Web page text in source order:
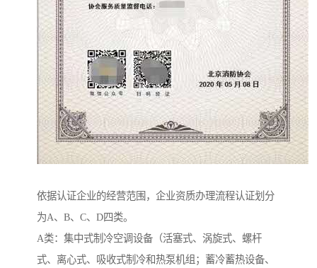
依据认证企业的经营范围，企业资质办理流程认证划分
为A、B、C、D四类。
A类：集中式制冷空调设备（活塞式、涡旋式、螺杆
式、离心式、吸收式制冷和热泵机组；蓄冷蓄热设备、